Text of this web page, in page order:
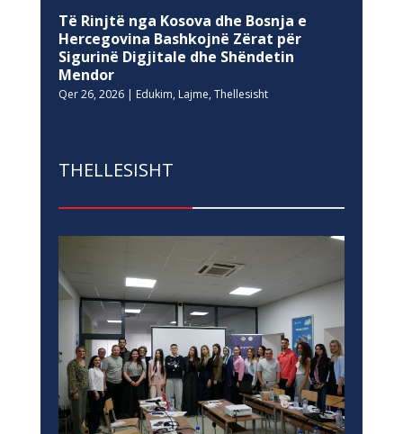
Të Rinjtë nga Kosova dhe Bosnja e
Hercegovina Bashkojnë Zërat për
Sigurinë Digjitale dhe Shëndetin
Mendor
Qer 26, 2026| Edukim, Lajme, Thellesisht
THELLESISHT